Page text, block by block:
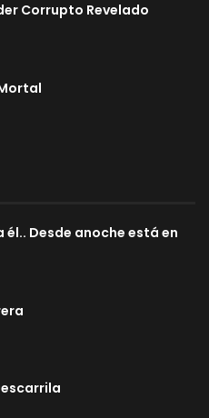
Corrupto Revelado
él.. Desde anoche está en